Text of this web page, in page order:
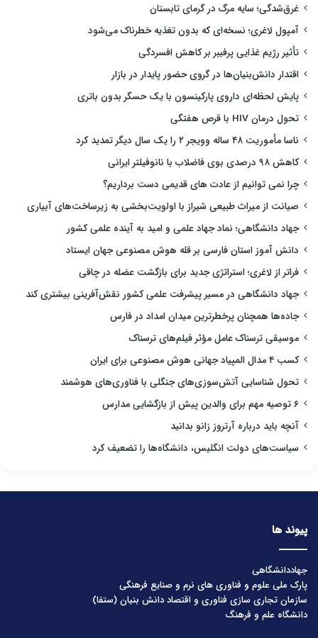
غرق‌شدگی؛ سایه مرگ در گرمای تابستان
آمپول لاغری؛ نسخه‌ای که بدون تغذیه خطرناک می‌شود
تأثیر رژیم غذایی پرفیبر بر کاهش افسردگی
اقتدار دانش‌بنیان‌ها در گروی حضور پایدار در بازار
پایش لحظه‌ای داروی پارکینسون با یک حسگر بدون باتری
تحول درمان HIV با قرص هفتگی
ناسا مأموریت ۴۸ ساله وویجر ۲ را یک سال دیگر تمدید کرد
کاهش ۹۸ درصدی بوی فاضلاب با نانوفیلتر ایرانی
چرا نمی توانیم از عادت های قدیمی دست برداریم؟
صیانت از میراث طبیعی شیراز با اولویت‌بخشی به زیرساخت‌های آبیاری
جهاد دانشگاهی؛ نماد جهاد علمی و امید به آینده علمی کشور
دانش آموز استان فارسی بر قله هوش مصنوعی جهان ایستاد
فراتر از لاغری؛ استراتژی جدید برای بازگشت عضله در چاقی
جهاد دانشگاهی در مسیر پیشرفت علمی کشور نقش‌آفرینی بیشتری کند
جاده‌ها همچنان پرخطرترین میدان امداد در فارس
موسیقی ترسناک عامل مؤثر فیلم‌های ترسناک
کسب ۴ مدال المپیاد جهانی هوش مصنوعی برای ایران
تحول شناسایی آتش‌سوزی‌های جنگلی با فناوری‌های هوشمند
۶ توصیه مهم برای والدین پیش از بازگشایی مدارس
آنچه باید درباره آرتروز زانو بدانید
سیاست‌های دولت انگلیس، دانشگاه‌ها را تضعیف کرد
پیوند ها
جهاددانشگاهی
پارک ملی علوم و فناوری های نرم و صنایع فرهنگی
سازمان تجاری سازی فناوری و اقتصاد دانش بنیان (ستفا)
دانشگاه علم و فرهنگ